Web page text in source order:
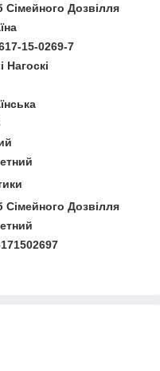
Сімейного Дозвілля
15-0269-7
Нагоскі
Сімейного Дозвілля